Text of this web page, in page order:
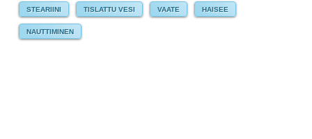
STEARIINI TISLATTU VESI VAATE HAISEE
NAUTTIMINEN